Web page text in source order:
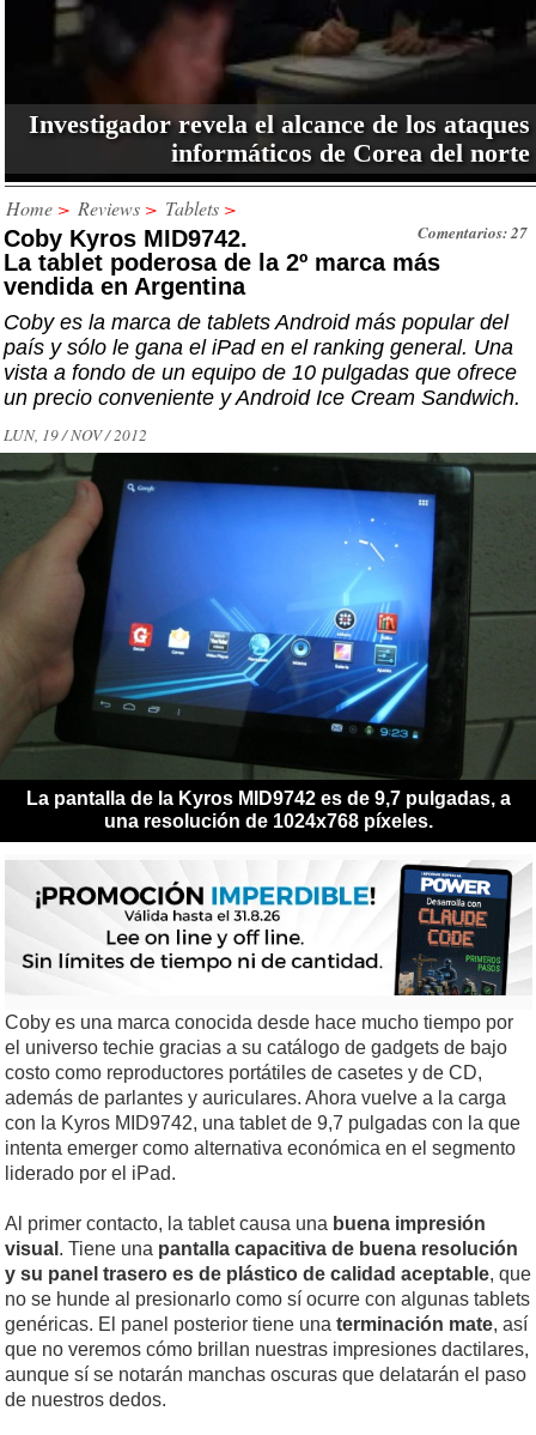
Investigador revela el alcance de los ataques
informáticos de Corea del norte
Home > Reviews > Tablets >
Comentarios: 27
Coby Kyros MID9742.
La tablet poderosa de la 2º marca más
vendida en Argentina
Coby es la marca de tablets Android más popular del
país y sólo le gana el iPad en el ranking general. Una
vista a fondo de un equipo de 10 pulgadas que ofrece
un precio conveniente y Android Ice Cream Sandwich.
LUN, 19 / NOV / 2012
La pantalla de la Kyros MID9742 es de 9,7 pulgadas, a
una resolución de 1024x768 píxeles.
Coby es una marca conocida desde hace mucho tiempo por
el universo techie gracias a su catálogo de gadgets de bajo
costo como reproductores portátiles de casetes y de CD,
además de parlantes y auriculares. Ahora vuelve a la carga
con la Kyros MID9742, una tablet de 9,7 pulgadas con la que
intenta emerger como alternativa económica en el segmento
liderado por el iPad.
Al primer contacto, la tablet causa una buena impresión
visual . Tiene una pantalla capacitiva de buena resolución
y su panel trasero es de plástico de calidad aceptable, que
no se hunde al presionarlo como sí ocurre con algunas tablets
genéricas. El panel posterior tiene una terminación mate, así
que no veremos cómo brillan nuestras impresiones dactilares,
aunque sí se notarán manchas oscuras que delatarán el paso
de nuestros dedos.